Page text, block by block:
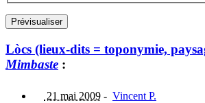
Lòcs (lieux-dits = toponymie,
Mimbaste :
21 mai 2009 - Vincent P.